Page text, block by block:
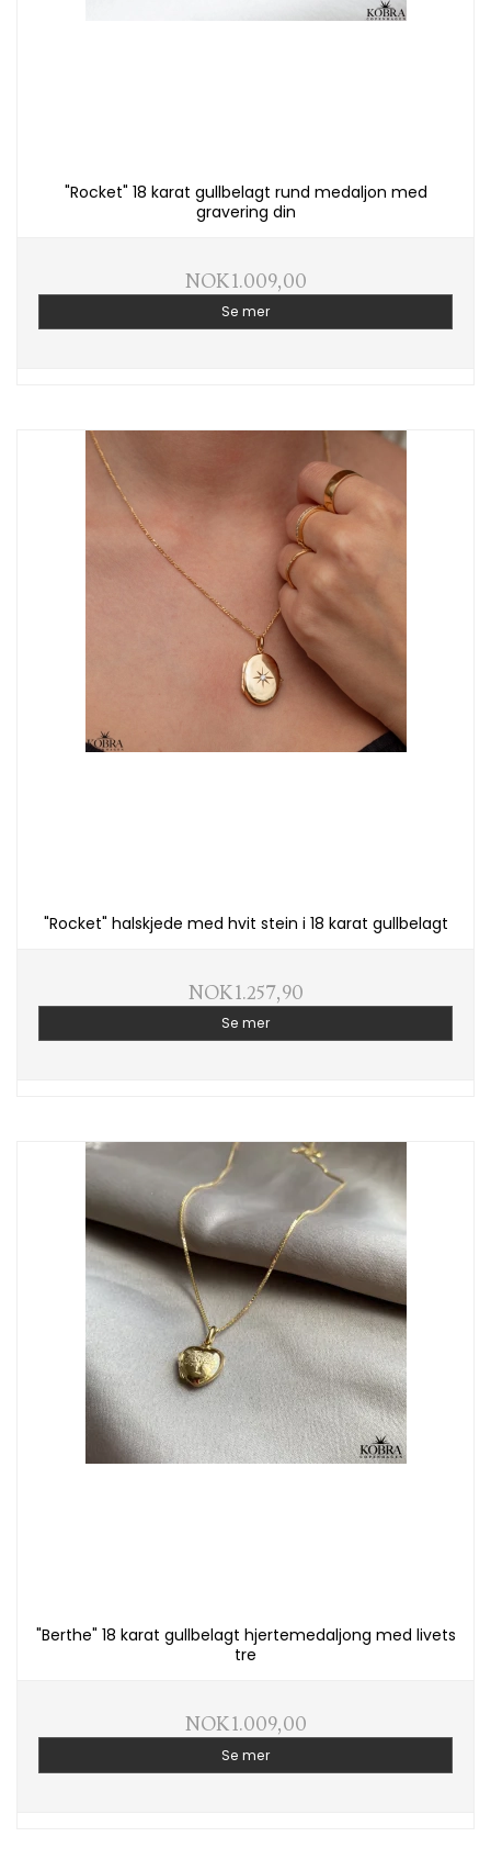
"Rocket" 18 karat gullbelagt rund medaljon med
gravering din
NOK 1.009,00
Se mer
"Rocket" halskjede med hvit stein i 18 karat gullbelagt
NOK 1.257,90
Se mer
"Berthe" 18 karat gullbelagt hjertemedaljong med livets
tre
NOK 1.009,00
Se mer